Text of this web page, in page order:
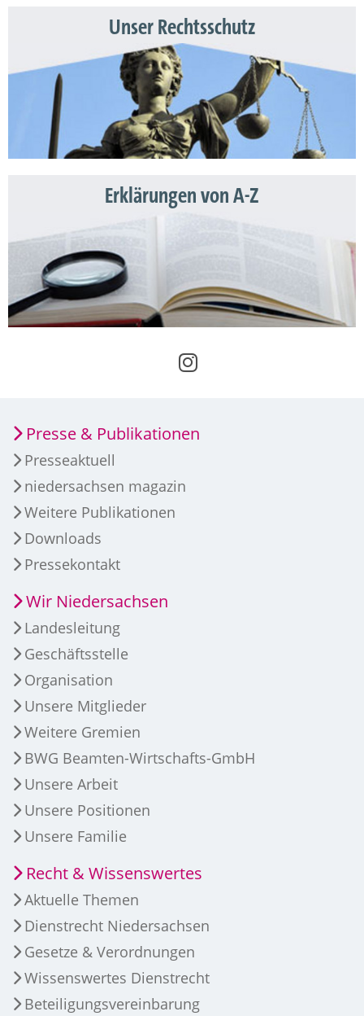
Unser Rechtsschutz
Erklärungen von A-Z
Presse & Publikationen
Presseaktuell
niedersachsen magazin
Weitere Publikationen
Downloads
Pressekontakt
Wir Niedersachsen
Landesleitung
Geschäftsstelle
Organisation
Unsere Mitglieder
Weitere Gremien
BWG Beamten-Wirtschafts-GmbH
Unsere Arbeit
Unsere Positionen
Unsere Familie
Recht & Wissenswertes
Aktuelle Themen
Dienstrecht Niedersachsen
Gesetze & Verordnungen
Wissenswertes Dienstrecht
Beteiligungsvereinbarung